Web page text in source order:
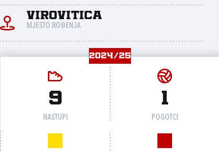
Virovitica
MJESTO ROĐENJA
2024/25
9
NASTUPI
1
POGOTCI